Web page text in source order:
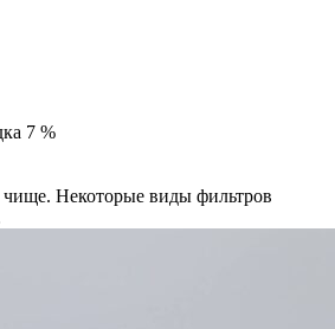
7 %
чище. Некоторые виды фильтров